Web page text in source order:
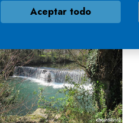
Aceptar todo